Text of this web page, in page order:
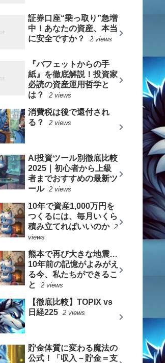
証券口座“乗っ取り”急増
中！あなたの資産、本当
に安全ですか？
2 views
『バフェットからの手
紙』を徹底解説！投資家
必読の資産運用哲学と
は？
2 views
消費税は後で還付され
る？
2 views
AI投資ツール別徹底比較
2025｜初心者から上級
者までおすすめの最新ツ
ール 2 views
10年で資産1,000万円を
つくるには、毎月いくら
積み立てればいいのか 2
views
熊本で再び大きな地震…
10年前の記憶がよみがえ
る今、私たちができるこ
と
2 views
【徹底比較】TOPIX vs
日経225 2 views
貯金体質に変わる魔法の
公式！「収入－貯金＝支